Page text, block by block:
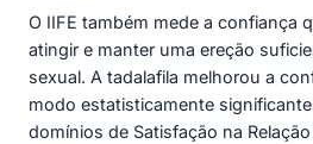
O IIFE também mede a confiança
atingir e manter uma ereção
sexual. A tadalafila melhorou a
modo estatisticamente
domínios de Satisfação na